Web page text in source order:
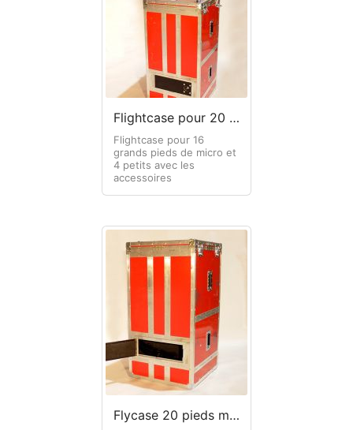
Flightcase pour 20 pieds de micro
Flightcase pour 16
grands pieds de micro et
4 petits avec les
accessoires
Flycase 20 pieds micro + trappe